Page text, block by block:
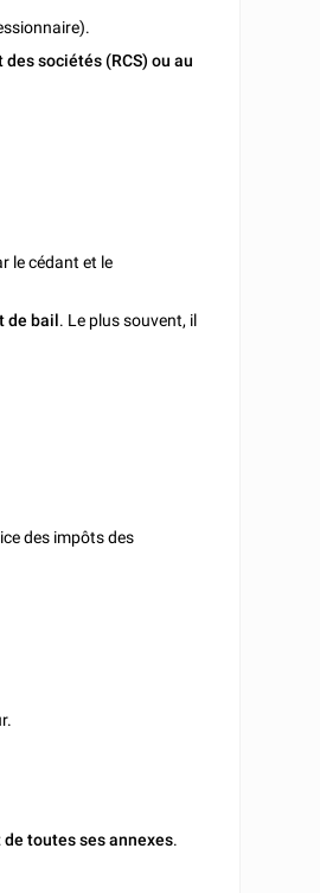
sociétés (RCS) ou au
le cédant et le
de bail. Le plus souvent, il
des impôts des
toutes ses annexes.